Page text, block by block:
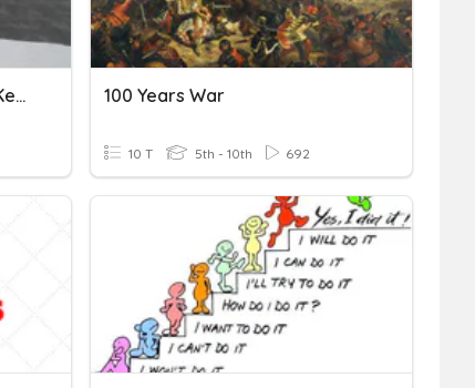
Menukar Nombor Pecahan Kepada Nombor Bulat 100 Years War
10 T 5th - 10th 692